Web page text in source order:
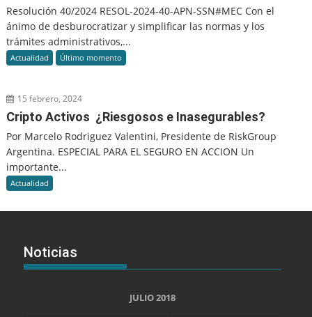
Resolución 40/2024 RESOL-2024-40-APN-SSN#MEC Con el
ánimo de desburocratizar y simplificar las normas y los
trámites administrativos,...
Actualidad Último momento
15 febrero, 2024
Cripto Activos ¿Riesgosos e Inasegurables?
Por Marcelo Rodriguez Valentini, Presidente de RiskGroup
Argentina. ESPECIAL PARA EL SEGURO EN ACCION Un
importante...
Actualidad
Noticias
JULIO 2018